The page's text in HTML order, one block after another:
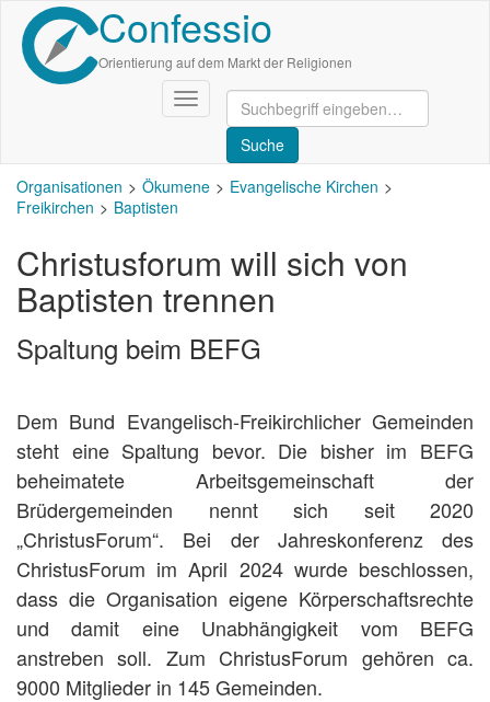
Direkt
zum
Inhalt
Confessio
Orientierung auf dem Markt der Religionen
Navigation
aktivieren/deaktivieren
Organisationen Ökumene
Evangelische Kirchen
Freikirchen
Baptisten
Christusforum will sich von
Baptisten trennen
Spaltung beim BEFG
Dem Bund Evangelisch-Freikirchlicher Gemeinden
steht eine Spaltung bevor. Die bisher im BEFG
beheimatete Arbeitsgemeinschaft der
Brüdergemeinden nennt sich seit 2020
„ChristusForum“. Bei der Jahreskonferenz des
ChristusForum im April 2024 wurde beschlossen,
dass die Organisation eigene Körperschaftsrechte
und damit eine Unabhängigkeit vom BEFG
anstreben soll. Zum ChristusForum gehören ca.
9000 Mitglieder in 145 Gemeinden.